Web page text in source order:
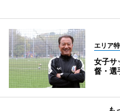
エリア
女子サ
督・選